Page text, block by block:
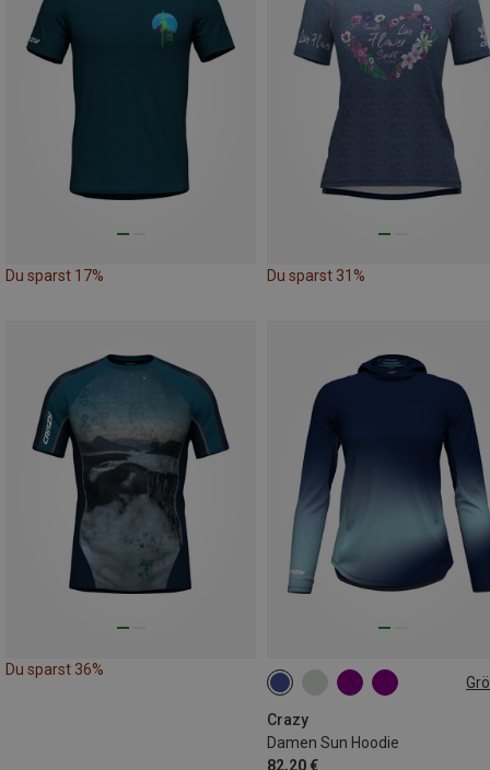
Du sparst 17% Du sparst 31%
Du sparst 36%
Crazy
Damen Sun Hoodie
82,20 €
XS